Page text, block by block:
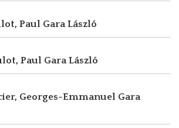
Paul Gara László
Paul Gara László
Georges-Emmanuel Gara